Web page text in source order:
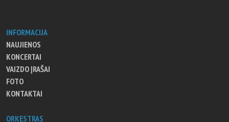
INFORMACIJA
NAUJIENOS
KONCERTAI
VAIZDO ĮRAŠAI
FOTO
KONTAKTAI
ORKESTRAS